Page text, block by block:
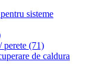
sisteme
perete (71)
de caldura